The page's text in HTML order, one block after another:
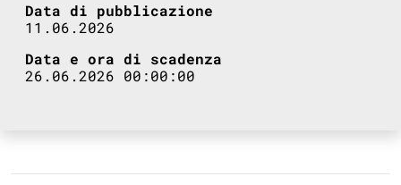
Data di pubblicazione
11.06.2026
Data e ora di scadenza
26.06.2026 00:00:00